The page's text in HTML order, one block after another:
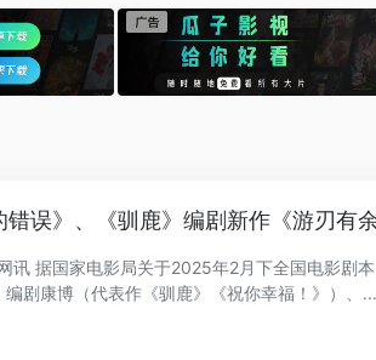
错误》、《驯鹿》编剧新作《游刃有余
讯 据国家电影局关于2025年2月下全国电影剧
编剧康博（代表作《驯鹿》《祝你幸福！》）、...